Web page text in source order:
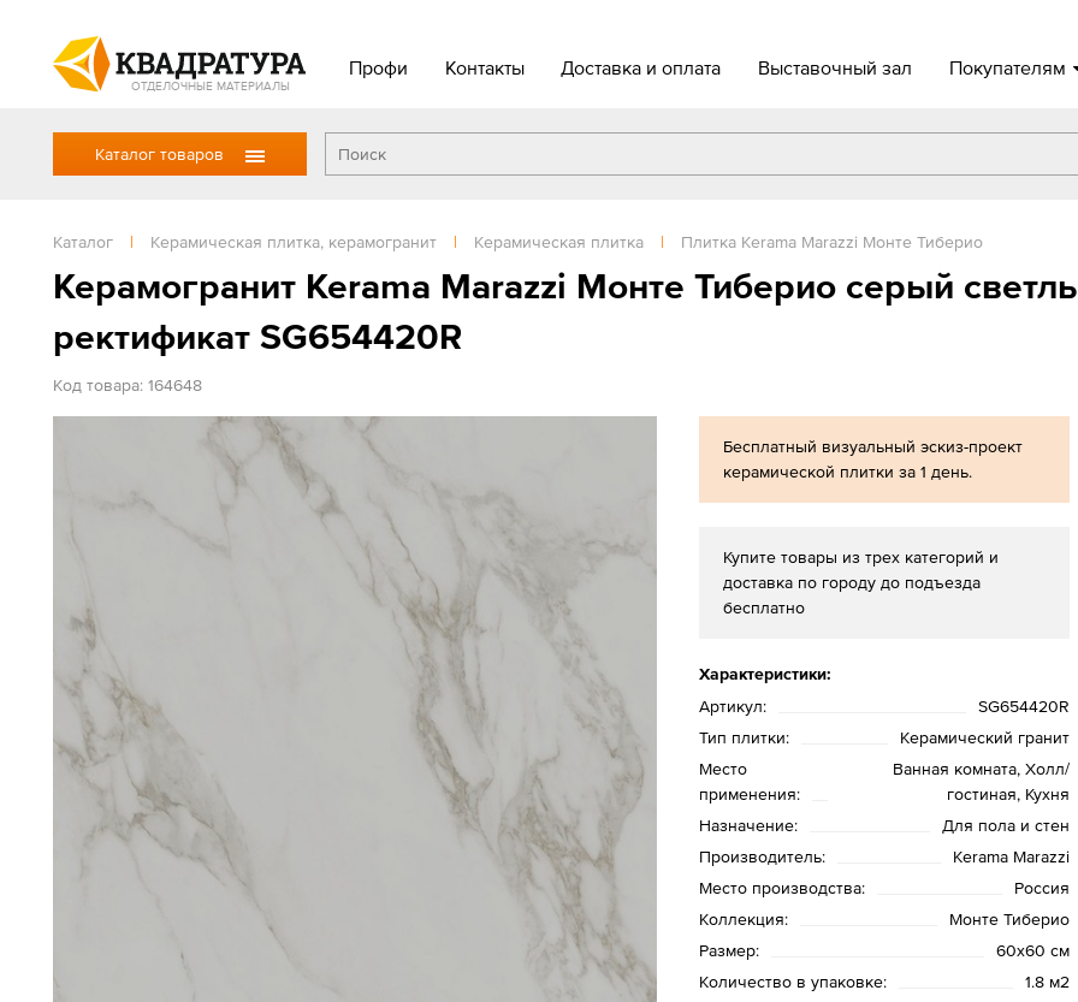
ОТДЕЛОЧНЫЕ МАТЕРИАЛЫ
Профи Контакты Доставка и оплата Выставочный зал Покупателям
Каталог товаров
Каталог | Керамическая плитка, керамогранит | Керамическая плитка | Плитка Kerama Marazzi Монте Тиберио
Керамогранит Kerama Marazzi Монте Тиберио серый
ректификат SG654420R
Код товара: 164648
Бесплатный визуальный эскиз-проект
керамической плитки за 1 день.
Купите товары из трех категорий и
доставка по городу до подъезда
бесплатно
Характеристики:
Артикул:
SG654420R
Тип плитки:
Керамический гранит
Место
применения:
Ванная комната, Холл/
гостиная, Кухня
Назначение:
Для пола и стен
Производитель:
Kerama Marazzi
Место производства:
Россия
Коллекция:
Монте Тиберио
Размер:
60х60 см
Количество в упаковке:
1.8 м2